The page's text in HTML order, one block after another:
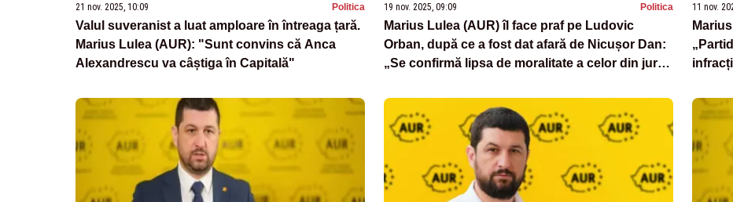
21 nov. 2025, 10:09 Politica
Valul suveranist a luat amploare în întreaga țară.
Marius Lulea (AUR): "Sunt convins că Anca
Alexandrescu va câștiga în Capitală"
19 nov. 2025, 09:09 Politica
Marius Lulea (AUR) îl face praf pe Ludovic
Orban, după ce a fost dat afară de Nicușor Dan:
„Se confirmă lipsa de moralitate a celor din jurul
11 nov.